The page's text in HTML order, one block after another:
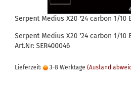
Serpent Medius X20 '24 carbon 1/10
Serpent Medius X20 '24 carbon 1/10
Art.Nr: SER400046
Lieferzeit: 3-8 Werktage (Ausland